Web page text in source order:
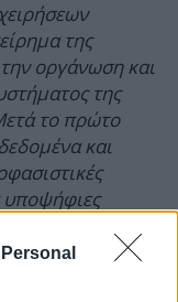
της
οργάνωση και
της
το πρώτο
και
υποψήφιες
και